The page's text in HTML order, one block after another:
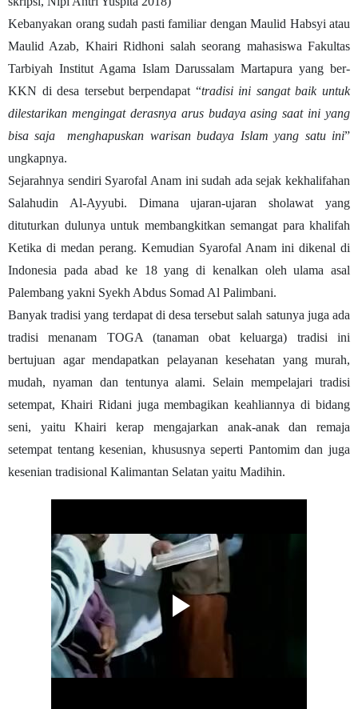
Kebanyakan orang sudah pasti familiar dengan Maulid Habsyi atau
Maulid Azab, Khairi Ridhoni salah seorang mahasiswa Fakultas
Tarbiyah Institut Agama Islam Darussalam Martapura yang ber-
KKN di desa tersebut berpendapat “tradisi ini sangat baik untuk
dilestarikan mengingat derasnya arus budaya asing saat ini yang
bisa saja
menghapuskan warisan budaya Islam yang satu ini”
ungkapnya.
Sejarahnya sendiri Syarofal Anam ini sudah ada sejak kekhalifahan
Salahudin Al-Ayyubi. Dimana ujaran-ujaran sholawat yang
dituturkan dulunya untuk membangkitkan semangat para khalifah
Ketika di medan perang. Kemudian Syarofal Anam ini dikenal di
Indonesia pada abad ke 18 yang di kenalkan oleh ulama asal
Palembang yakni Syekh Abdus Somad Al Palimbani.
Banyak tradisi yang terdapat di desa tersebut salah satunya juga ada
tradisi menanam TOGA (tanaman obat keluarga) tradisi ini
bertujuan agar mendapatkan pelayanan kesehatan yang murah,
mudah, nyaman dan tentunya alami. Selain mempelajari tradisi
setempat, Khairi Ridani juga membagikan keahliannya di bidang
seni, yaitu Khairi kerap mengajarkan anak-anak dan remaja
setempat tentang kesenian, khususnya seperti Pantomim dan juga
kesenian tradisional Kalimantan Selatan yaitu Madihin.